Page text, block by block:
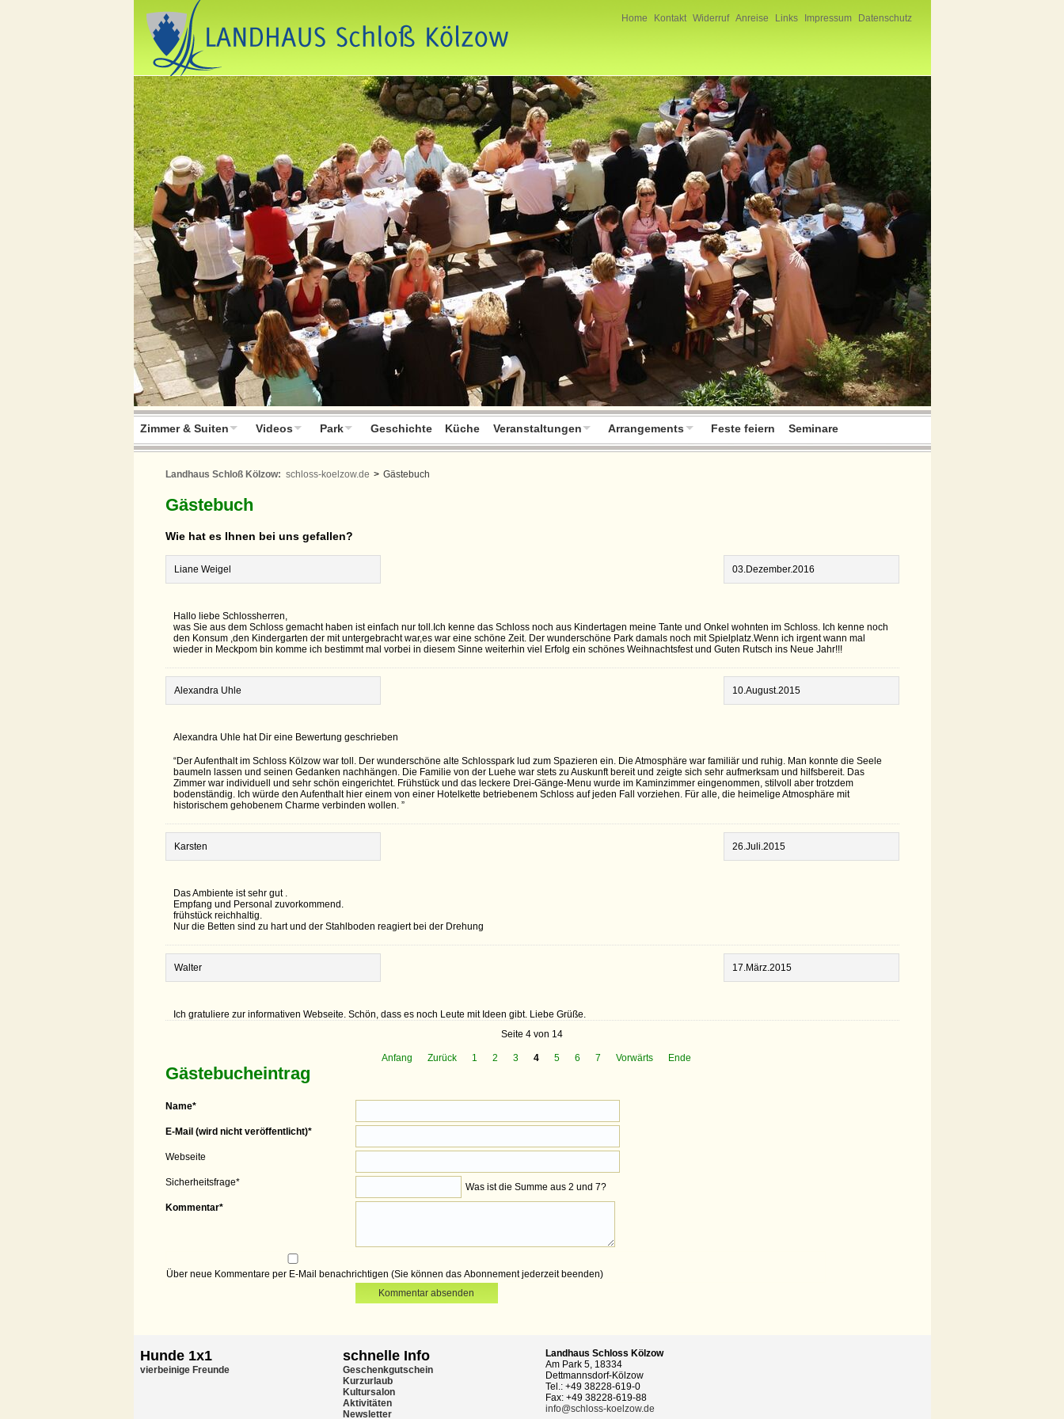
Home Kontakt Widerruf Anreise Links Impressum Datenschutz
Zimmer & Suiten Videos Park Geschichte Küche Veranstaltungen Arrangements Feste feiern Seminare
Landhaus Schloß Kölzow: schloss-koelzow.de > Gästebuch
Gästebuch
Wie hat es Ihnen bei uns gefallen?
Liane Weigel 03.Dezember.2016
Hallo liebe Schlossherren,
was Sie aus dem Schloss gemacht haben ist einfach nur toll.Ich kenne das Schloss noch aus Kindertagen meine Tante und Onkel wohnten im Schloss. Ich kenne noch
den Konsum ,den Kindergarten der mit untergebracht war,es war eine schöne Zeit. Der wunderschöne Park damals noch mit Spielplatz.Wenn ich irgent wann mal
wieder in Meckpom bin komme ich bestimmt mal vorbei in diesem Sinne weiterhin viel Erfolg ein schönes Weihnachtsfest und Guten Rutsch ins Neue Jahr!!!
Alexandra Uhle 10.August.2015
Alexandra Uhle hat Dir eine Bewertung geschrieben
“Der Aufenthalt im Schloss Kölzow war toll. Der wunderschöne alte Schlosspark lud zum Spazieren ein. Die Atmosphäre war familiär und ruhig. Man konnte die Seele
baumeln lassen und seinen Gedanken nachhängen. Die Familie von der Luehe war stets zu Auskunft bereit und zeigte sich sehr aufmerksam und hilfsbereit. Das
Zimmer war individuell und sehr schön eingerichtet. Frühstück und das leckere Drei-Gänge-Menu wurde im Kaminzimmer eingenommen, stilvoll aber trotzdem
bodenständig. Ich würde den Aufenthalt hier einem von einer Hotelkette betriebenem Schloss auf jeden Fall vorziehen. Für alle, die heimelige Atmosphäre mit
historischem gehobenem Charme verbinden wollen. ”
Karsten 26.Juli.2015
Das Ambiente ist sehr gut .
Empfang und Personal zuvorkommend.
frühstück reichhaltig.
Nur die Betten sind zu hart und der Stahlboden reagiert bei der Drehung
Walter 17.März.2015
Ich gratuliere zur informativen Webseite. Schön, dass es noch Leute mit Ideen gibt. Liebe Grüße.
Seite 4 von 14
Anfang Zurück 1 2 3 4 5 6 7 Vorwärts Ende
Gästebucheintrag
Name*
E-Mail (wird nicht veröffentlicht)*
Webseite
Sicherheitsfrage*
Was ist die Summe aus 2 und 7?
Kommentar*
Über neue Kommentare per E-Mail benachrichtigen (Sie können das Abonnement jederzeit beenden)
Kommentar absenden
Hunde 1x1
vierbeinige Freunde
schnelle Info
Geschenkgutschein
Kurzurlaub
Kultursalon
Aktivitäten
Newsletter
Landhaus Schloss Kölzow
Am Park 5, 18334
Dettmannsdorf-Kölzow
Tel.: +49 38228-619-0
Fax: +49 38228-619-88
info@schloss-koelzow.de